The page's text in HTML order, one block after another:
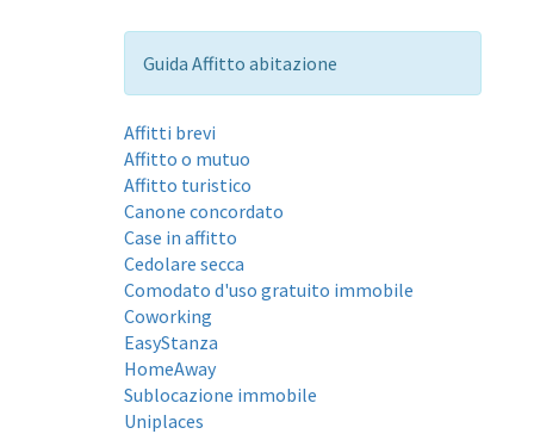
Guida Affitto abitazione
Affitti brevi
Affitto o mutuo
Affitto turistico
Canone concordato
Case in affitto
Cedolare secca
Comodato d'uso gratuito immobile
Coworking
EasyStanza
HomeAway
Sublocazione immobile
Uniplaces